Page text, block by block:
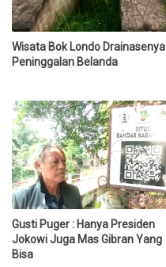
Wisata Bok Londo Drainasenya
Peninggalan Belanda
Gusti Puger : Hanya Presiden
Jokowi Juga Mas Gibran Yang
Bisa